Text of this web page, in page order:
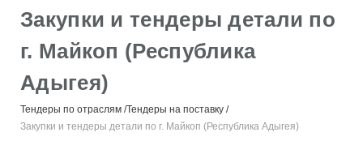
Закупки и тендеры детали по
г. Майкоп (Республика
Адыгея)
Тендеры по отраслям Тендеры на поставку
Закупки и тендеры детали по г. Майкоп (Республика Адыгея)